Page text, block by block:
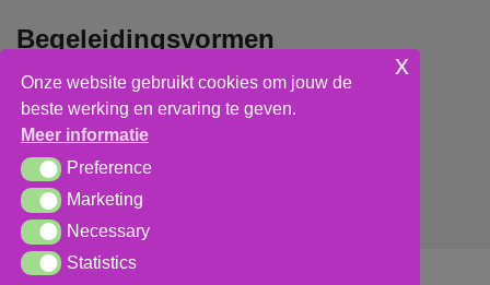
Begeleidingsvormen
Grote groepsbegeleiding
Kleine groepsbegeleiding
Individuele begeleiding
Onze website gebruikt cookies om jouw de
beste werking en ervaring te geven.
Meer informatie
PreferencePreference
MarketingMarketing
NecessaryNecessary
StatisticsStatistics
x